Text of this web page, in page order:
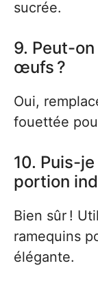
sucrée.
9. Peut-
œufs ?
Oui,
fouettée
10. Puis-
portion
Bien sûr !
ramequins
élégante.